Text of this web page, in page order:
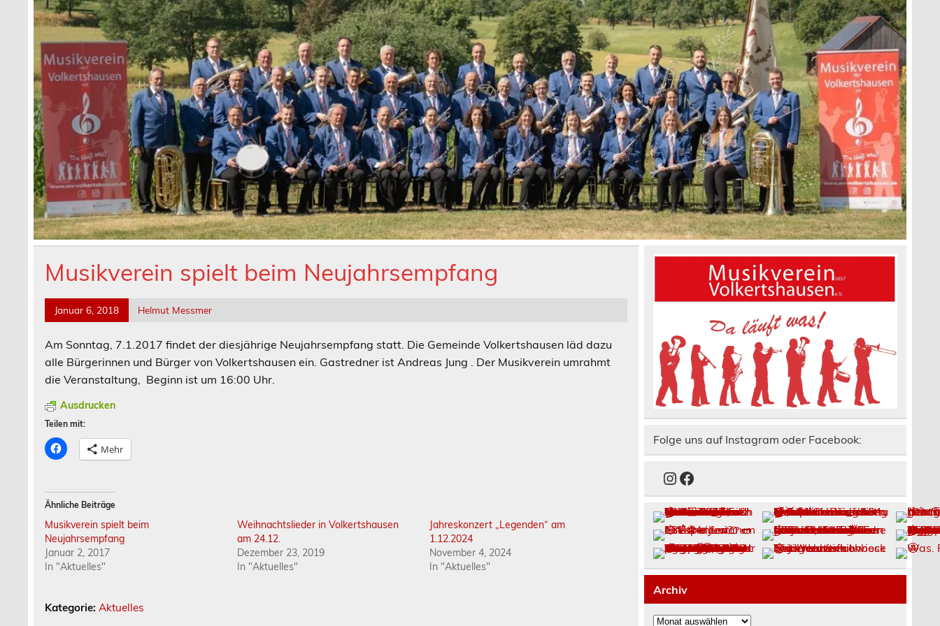
Musikverein spielt beim Neujahrsempfang
Januar 6, 2018 Helmut Messmer
Am Sonntag, 7.1.2017 findet der diesjährige Neujahrsempfang statt. Die Gemeinde Volkertshausen läd dazu
alle Bürgerinnen und Bürger von Volkertshausen ein. Gastredner ist Andreas Jung . Der Musikverein umrahmt
die Veranstaltung, Beginn ist um 16:00 Uhr.
Ausdrucken
Teilen mit:
K
l
,
u
m
a
u
f
F
a
c
e
k
Mehr
Ähnliche Beiträge
Musikverein spielt beim
Neujahrsempfang
Januar 2, 2017
In "Aktuelles"
Weihnachtslieder in Volkertshausen
am 24.12.
Dezember 23, 2019
In "Aktuelles"
Jahreskonzert „Legenden“ am
1.12.2024
November 4, 2024
In "Aktuelles"
Kategorie:Aktuelles
Folge uns auf Instagram oder Facebook:
Instagram
Facebook
Archiv
Archiv